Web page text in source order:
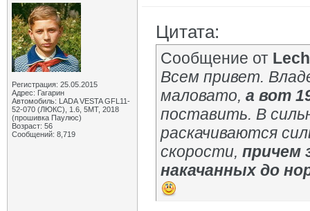
Регистрация: 25.05.2015
Адрес: Гагарин
Автомобиль: LADA VESTA GFL11-
52-070 (ЛЮКС), 1.6, 5МТ, 2018
(прошивка Паулюс)
Возраст: 56
Сообщений: 8,719
Цитата:
Сообщение от
Всем привет.
маловато, а вот
поставить. В
раскачиваются
скорости, причем
накачанных до